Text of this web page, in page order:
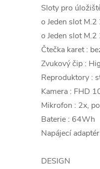
Sloty pro
o Jeden slot
o Jeden slot
Čtečka karet :
Zvukový čip :
Reproduktory :
Kamera : FHD
Mikrofon : 2x,
Baterie : 64Wh
Napájecí
DESIGN